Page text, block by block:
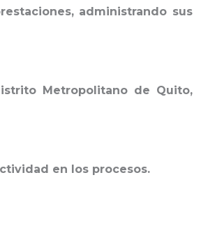
administrando sus
Metropolitano de Quito,
en los procesos.